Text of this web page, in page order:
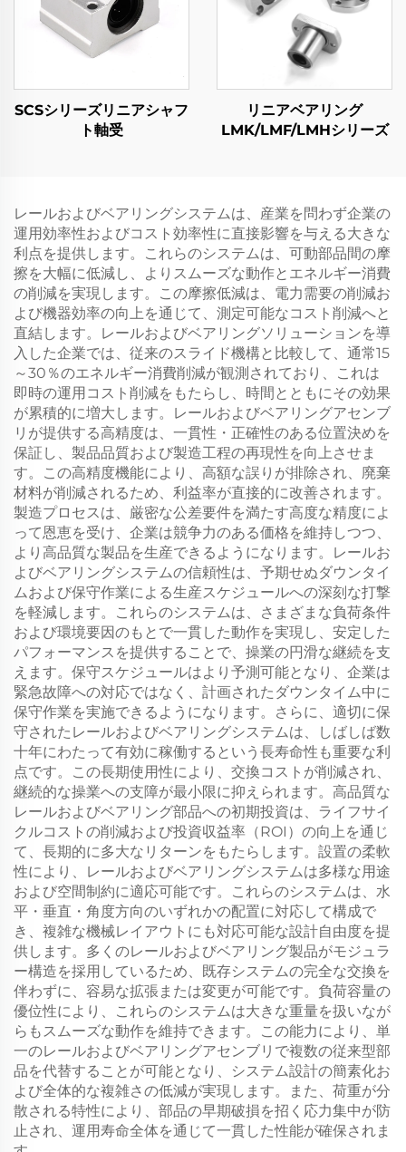
SCSシリーズリニアシャフ
ト軸受
リニアベアリング
LMK/LMF/LMHシリーズ
レールおよびベアリングシステムは、産業を問わず企業の
運用効率性およびコスト効率性に直接影響を与える大きな
利点を提供します。これらのシステムは、可動部品間の摩
擦を大幅に低減し、よりスムーズな動作とエネルギー消費
の削減を実現します。この摩擦低減は、電力需要の削減お
よび機器効率の向上を通じて、測定可能なコスト削減へと
直結します。レールおよびベアリングソリューションを導
入した企業では、従来のスライド機構と比較して、通常15
～30％のエネルギー消費削減が観測されており、これは
即時の運用コスト削減をもたらし、時間とともにその効果
が累積的に増大します。レールおよびベアリングアセンブ
リが提供する高精度は、一貫性・正確性のある位置決めを
保証し、製品品質および製造工程の再現性を向上させま
す。この高精度機能により、高額な誤りが排除され、廃棄
材料が削減されるため、利益率が直接的に改善されます。
製造プロセスは、厳密な公差要件を満たす高度な精度によ
って恩恵を受け、企業は競争力のある価格を維持しつつ、
より高品質な製品を生産できるようになります。レールお
よびベアリングシステムの信頼性は、予期せぬダウンタイ
ムおよび保守作業による生産スケジュールへの深刻な打撃
を軽減します。これらのシステムは、さまざまな負荷条件
および環境要因のもとで一貫した動作を実現し、安定した
パフォーマンスを提供することで、操業の円滑な継続を支
えます。保守スケジュールはより予測可能となり、企業は
緊急故障への対応ではなく、計画されたダウンタイム中に
保守作業を実施できるようになります。さらに、適切に保
守されたレールおよびベアリングシステムは、しばしば数
十年にわたって有効に稼働するという長寿命性も重要な利
点です。この長期使用性により、交換コストが削減され、
継続的な操業への支障が最小限に抑えられます。高品質な
レールおよびベアリング部品への初期投資は、ライフサイ
クルコストの削減および投資収益率（ROI）の向上を通じ
て、長期的に多大なリターンをもたらします。設置の柔軟
性により、レールおよびベアリングシステムは多様な用途
および空間制約に適応可能です。これらのシステムは、水
平・垂直・角度方向のいずれかの配置に対応して構成で
き、複雑な機械レイアウトにも対応可能な設計自由度を提
供します。多くのレールおよびベアリング製品がモジュラ
ー構造を採用しているため、既存システムの完全な交換を
伴わずに、容易な拡張または変更が可能です。負荷容量の
優位性により、これらのシステムは大きな重量を扱いなが
らもスムーズな動作を維持できます。この能力により、単
一のレールおよびベアリングアセンブリで複数の従来型部
品を代替することが可能となり、システム設計の簡素化お
よび全体的な複雑さの低減が実現します。また、荷重が分
散される特性により、部品の早期破損を招く応力集中が防
止され、運用寿命全体を通じて一貫した性能が確保されま